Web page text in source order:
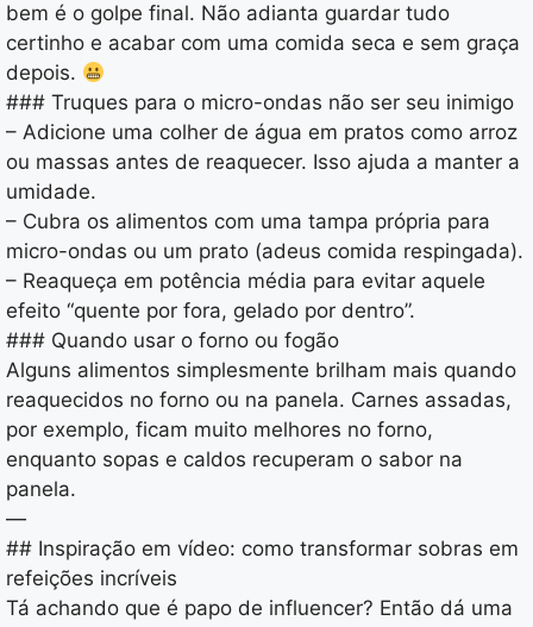
bem é o golpe final. Não adianta guardar tudo
certinho e acabar com uma comida seca e sem graça
depois.
### Truques para o micro-ondas não ser seu inimigo
– Adicione uma colher de água em pratos como arroz
ou massas antes de reaquecer. Isso ajuda a manter a
umidade.
– Cubra os alimentos com uma tampa própria para
micro-ondas ou um prato (adeus comida respingada).
– Reaqueça em potência média para evitar aquele
efeito “quente por fora, gelado por dentro”.
### Quando usar o forno ou fogão
Alguns alimentos simplesmente brilham mais quando
reaquecidos no forno ou na panela. Carnes assadas,
por exemplo, ficam muito melhores no forno,
enquanto sopas e caldos recuperam o sabor na
panela.
—
## Inspiração em vídeo: como transformar sobras em
refeições incríveis
Tá achando que é papo de influencer? Então dá uma